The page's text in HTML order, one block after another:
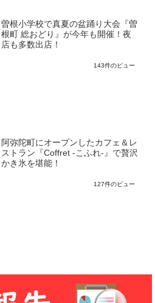
曽根小学校で真夏の盆踊り大会『曽
根町 総おどり』が今年も開催！夜
店も多数出店！
143件のビュー
阿弥陀町にオープンしたカフェ＆レ
ストラン『Coffret -こふれ-』で贅沢
かき氷を堪能！
127件のビュー